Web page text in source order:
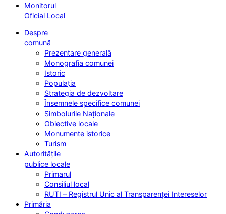
Monitorul
Oficial Local
Despre
comună
Prezentare generală
Monografia comunei
Istoric
Populația
Strategia de dezvoltare
Însemnele specifice comunei
Simbolurile Naționale
Obiective locale
Monumente istorice
Turism
Autoritățile
publice locale
Primarul
Consiliul local
RUTI – Registrul Unic al Transparenței Intereselor
Primăria